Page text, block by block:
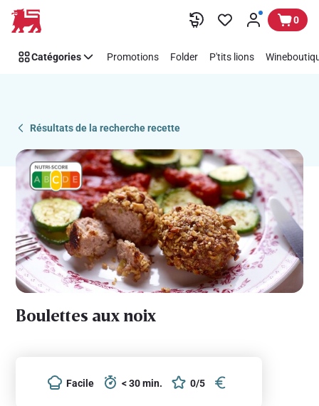
Passer
Recipe
Details
0
Catégories Promotions Folder P'tits lions
Résultats de la recherche recette
Boulettes aux noix
Facile < 30 min. 0/5